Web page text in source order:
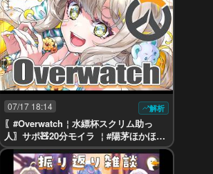
07/17 18:14 解析
〖#Overwatch￤水縹杯スクリム助っ
人〗サポ🧸20分モイラ ￤#陽茅ほかほか
￤#UniVIRTUAL #Vtuber